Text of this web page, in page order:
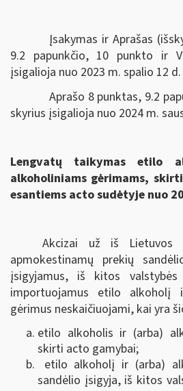
Įsakymas ir Aprašas
9.2 papunkčio, 10 punkto ir
įsigalioja nuo 2023 m. spalio 12 d.
Aprašo 8 punktas, 9.2
skyrius įsigalioja nuo 2024 m.
Lengvatų taikymas etilo
alkoholiniams gėrimams,
esantiems acto sudėtyje nuo
Akcizai už iš Lietuvos
apmokestinamų prekių
įsigyjamus, iš kitos
importuojamus etilo alkoholį
gėrimus neskaičiuojami, kai yra
etilo alkoholis ir (arba)
skirti acto gamybai;
etilo alkoholį ir (arba)
sandėlio įsigyja, iš kitos